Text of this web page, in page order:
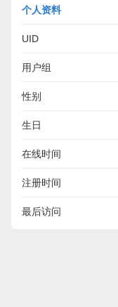
个人资料
UID
用户组
性别
生日
在线时间
注册时间
最后访问